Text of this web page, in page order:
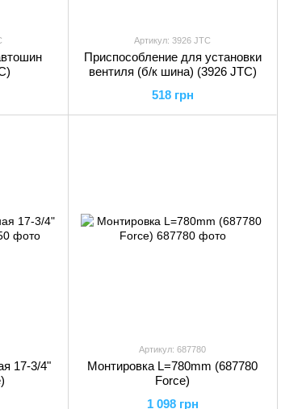
Артикул: 3926 JTC
Приспособление для установки
вентиля (б/к шина) (3926 JTC)
518 грн
17-3/4"
Артикул: 687780
Монтировка L=780mm (687780
Force)
1 098 грн